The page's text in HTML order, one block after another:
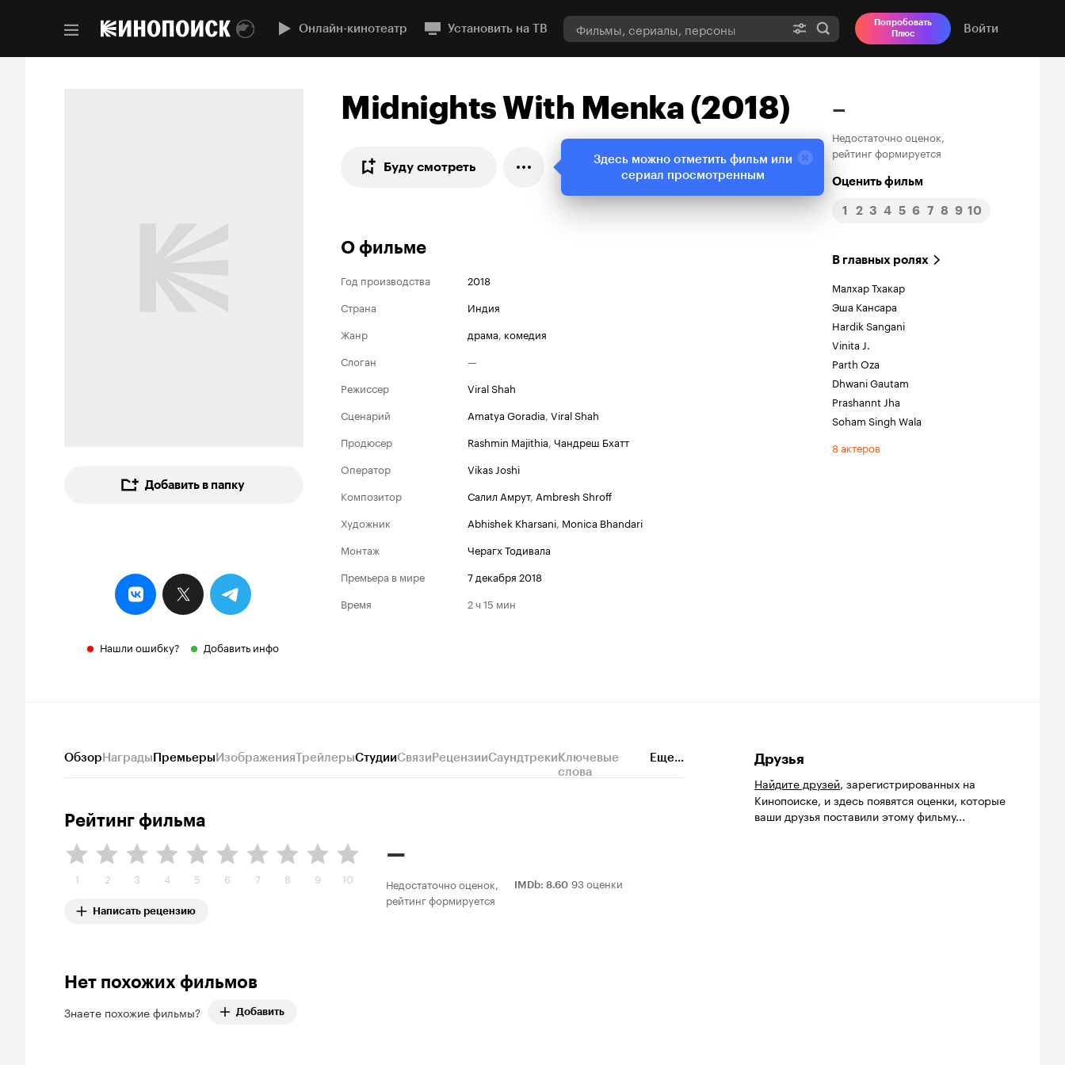
Онлайн-кинотеатр Установить на ТВ
Попробовать
Плюс
Войти
Добавить в папку
Нашли ошибку? Добавить инфо
Midnights With Menka (2018)
Буду смотреть
–
Недостаточно оценок,
рейтинг формируется
Оценить фильм
1 2 3 4 5 6 7 8 9 10
О фильме
Год производства
2018
Страна
Индия
Жанр
драма, комедия
Слоган
—
Режиссер
Viral Shah
Сценарий
Amatya Goradia, Viral Shah
Продюсер
Rashmin Majithia, Чандреш Бхатт
Оператор
Vikas Joshi
Композитор
Салил Амрут, Ambresh Shroff
Художник
Abhishek Kharsani, Monica Bhandari
Монтаж
Черагх Тодивала
Премьера в мире
7 декабря 2018
Время
2 ч 15 мин
В главных ролях
Малхар Тхакар
Эша Кансара
Hardik Sangani
Vinita J.
Parth Oza
Dhwani Gautam
Prashannt Jha
Soham Singh Wala
8 актеров
ОбзорНаградыПремьерыИзображенияТрейлерыСтудииСвязиРецензииСаундтрекиКлючевые
слова
Еще...
Рейтинг фильма
1 2 3 4 5 6 7 8 9 10
Написать рецензию
–
Недостаточно оценок,
рейтинг формируется
IMDb: 8.60 93 оценки
Нет похожих фильмов
Знаете похожие фильмы? Добавить
Друзья
Найдите друзей, зарегистрированных на
Кинопоиске, и здесь появятся оценки, которые
ваши друзья поставили этому фильму...
Здесь можно отметить фильм или
сериал просмотренным